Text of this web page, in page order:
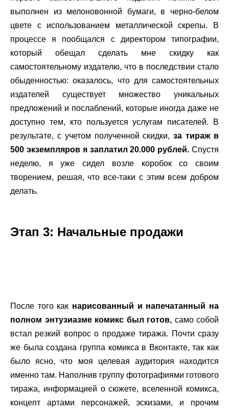
выполнен из мелоновонной бумаги, в черно-белом
цвете с использованием металлической скрепы. В
процессе я пообщался с директором типографии,
который обещал сделать мне скидку как
самостоятельному издателю, что в последствии стало
обыденностью: оказалось, что для самостоятельных
издателей существует множество уникальных
предложений и послаблений, которые иногда даже не
доступно тем, кто пользуется услугам писателей. В
результате, с учетом полученной скидки,за тираж в
500 экземпляров я заплатил 20.000 рублей. Спустя
неделю, я уже сидел возле коробок со своим
творением, решая, что все-таки с этим всем добром
делать.
Этап 3: Начальные продажи
После того как нарисованный и напечатанный на
полном энтузиазме комикс был готов, само собой
встал резкий вопрос о продаже тиража. Почти сразу
же была создана группа комикса в Вконтакте, так как
было ясно, что моя целевая аудитория находится
именно там. Наполнив группу фотографиями готового
тиража, информацией о сюжете, вселенной комикса,
концепт артами персонажей, эскизами, и прочим